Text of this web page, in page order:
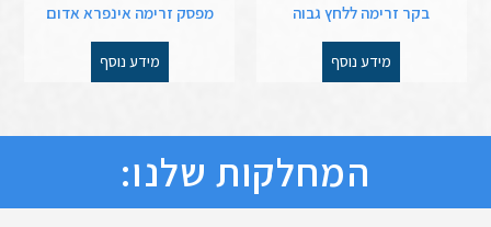
בקר זרימה ללחץ גבוה
מידע נוסף
מפסק זרימה אינפרא אדום
מידע נוסף
המחלקות שלנו: